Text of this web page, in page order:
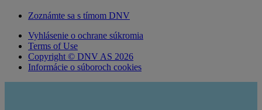
Zoznámte sa s tímom DNV
Vyhlásenie o ochrane súkromia
Terms of Use
Copyright © DNV AS 2026
Informácie o súboroch cookies